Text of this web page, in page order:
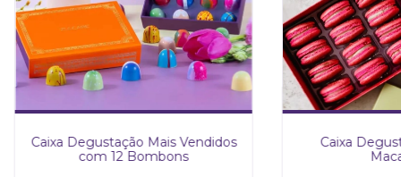
Caixa Degustação Mais Vendidos
com 12 Bombons
Caixa